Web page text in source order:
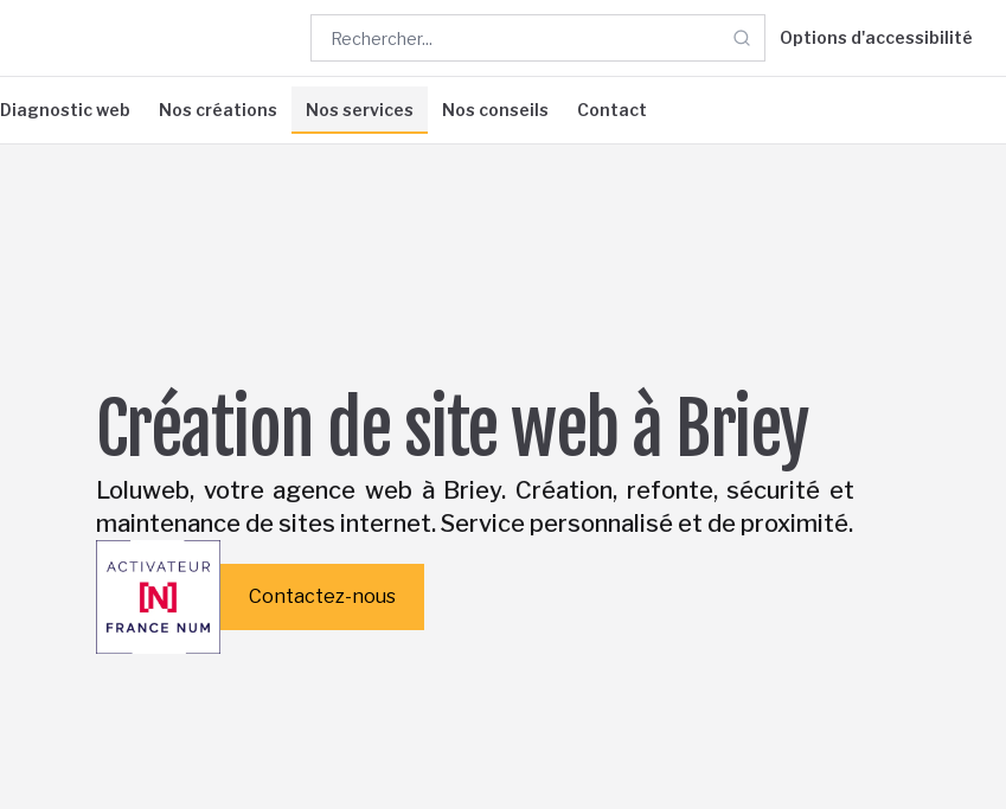
Options d'accessibilité
Diagnostic web Nos créations Nos services Nos conseils Contact
Création de site web à Briey
Loluweb, votre agence web à Briey. Création, refonte, sécurité et
maintenance de sites internet. Service personnalisé et de proximité.
Contactez-nous